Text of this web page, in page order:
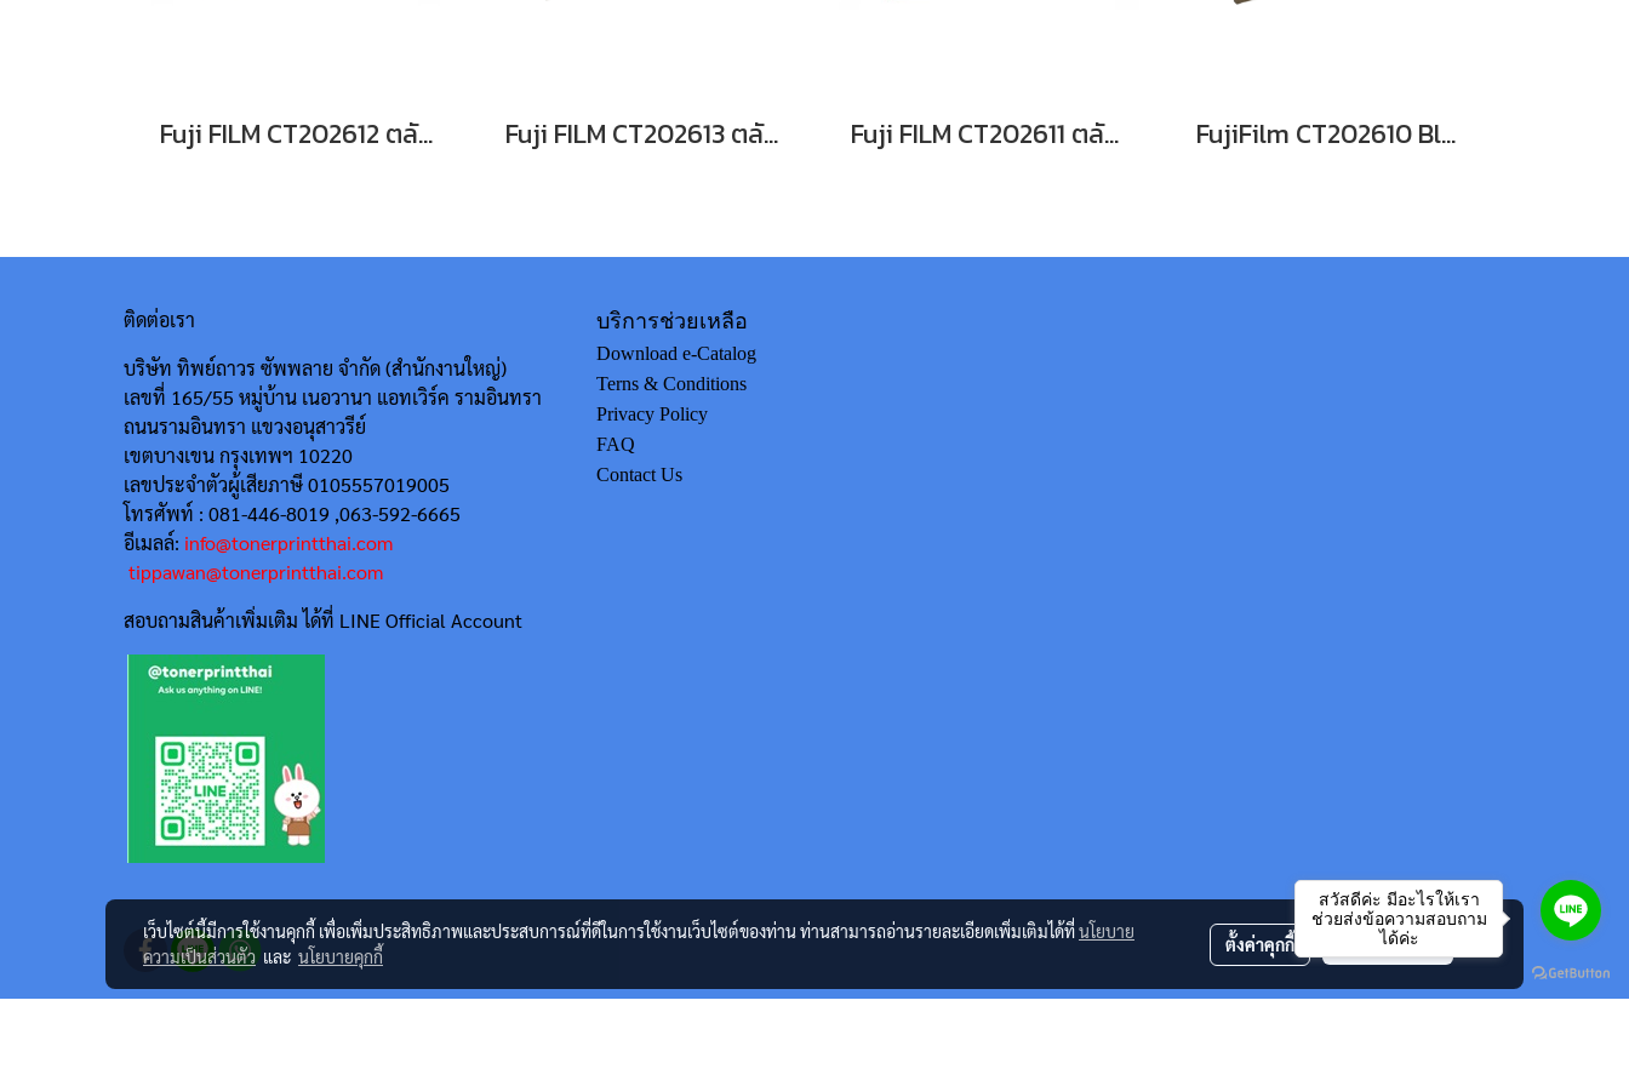
Fuji FILM CT202612 ตลับหมึกFor DocuPrint CP315dw/ CM315z หมึกพิมพ์เลเซอร์โทนเนอร์สีแดง รับประกันศูนย์บริการของแท้แน่นอน Fuji FILM CT202613 ตลับหมึก FOR DocuPrint CP315dw/ CM315z หมึกพิมพ์เลเซอร์โทนเนอร์สีเหลือง รับประกันศูนย์บริการของแท้แน่นอน Fuji FILM CT202611 ตลับหมึก For DocuPrint CP315dw/ CM315z หมึกพิมพ์เลเซอร์โทนเนอร์สีฟ้า รับประกันศูนย์บริการของแท้แน่นอน FujiFilm CT202610 Black For DocuPrint CP315dw/ CM315z หมึกพิมพ์เลเซอร์โทนเนอร์สีดำ รับประกันศูนย์บริการของแท้แน่นอน
ติดต่อเรา
บริษัท ทิพย์ถาวร ซัพพลาย จำกัด (สำนักงานใหญ่)
เลขที่ 165/55 หมู่บ้าน เนอวานา แอทเวิร์ค รามอินทรา
ถนนรามอินทรา แขวงอนุสาวรีย์
เขตบางเขน กรุงเทพฯ 10220
เลขประจำตัวผู้เสียภาษี 0105557019005
โทรศัพท์ : 081-446-8019 ,063-592-6665
อีเมลล์: info@tonerprintthai.com
tippawan@tonerprintthai.com
สอบถามสินค้าเพิ่มเติม ได้ที่ LINE Official Account
บริการช่วยเหลือ
Download e-Catalog
Terns & Conditions
Privacy Policy
FAQ
Contact Us
เว็บไซต์นี้มีการใช้งานคุกกี้ เพื่อเพิ่มประสิทธิภาพและประสบการณ์ที่ดีในการใช้งานเว็บไซต์ของท่าน ท่านสามารถอ่านรายละเอียดเพิ่มเติมได้ที่นโยบาย
ความเป็นส่วนตัวและ นโยบายคุกกี้
ตั้งค่าคุกกี้ ยอมรับทั้งหมด
สวัสดีค่ะ มีอะไรให้เรา
ช่วยส่งข้อความสอบถาม
ได้ค่ะ